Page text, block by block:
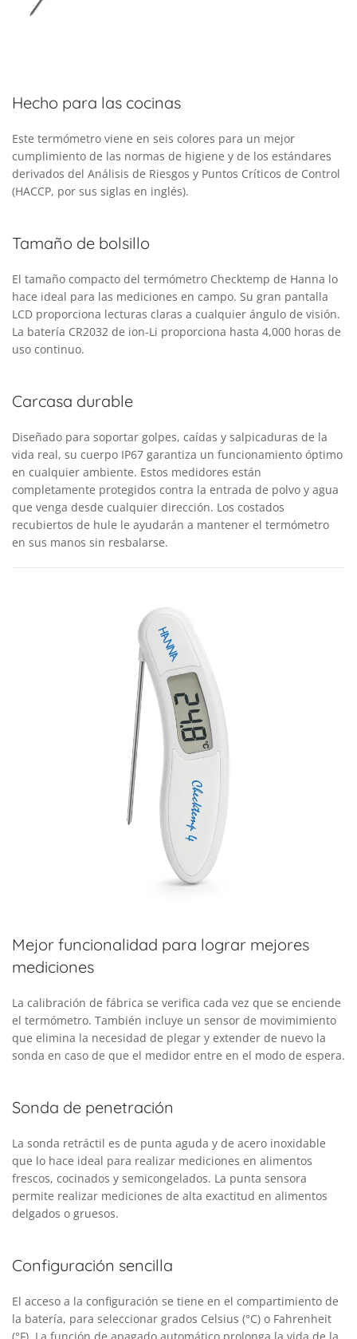
Hecho para las cocinas
Este termómetro viene en seis colores para un mejor
cumplimiento de las normas de higiene y de los estándares
derivados del Análisis de Riesgos y Puntos Críticos de Control
(HACCP, por sus siglas en inglés).
Tamaño de bolsillo
El tamaño compacto del termómetro Checktemp de Hanna lo
hace ideal para las mediciones en campo. Su gran pantalla
LCD proporciona lecturas claras a cualquier ángulo de visión.
La batería CR2032 de ion-Li proporciona hasta 4,000 horas de
uso continuo.
Carcasa durable
Diseñado para soportar golpes, caídas y salpicaduras de la
vida real, su cuerpo IP67 garantiza un funcionamiento óptimo
en cualquier ambiente. Estos medidores están
completamente protegidos contra la entrada de polvo y agua
que venga desde cualquier dirección. Los costados
recubiertos de hule le ayudarán a mantener el termómetro
en sus manos sin resbalarse.
Mejor funcionalidad para lograr mejores
mediciones
La calibración de fábrica se verifica cada vez que se enciende
el termómetro. También incluye un sensor de movimimiento
que elimina la necesidad de plegar y extender de nuevo la
sonda en caso de que el medidor entre en el modo de espera.
Sonda de penetración
La sonda retráctil es de punta aguda y de acero inoxidable
que lo hace ideal para realizar mediciones en alimentos
frescos, cocinados y semicongelados. La punta sensora
permite realizar mediciones de alta exactitud en alimentos
delgados o gruesos.
Configuración sencilla
El acceso a la configuración se tiene en el compartimiento de
la batería, para seleccionar grados Celsius (°C) o Fahrenheit